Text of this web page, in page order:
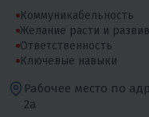
Коммуникабельность
Желание расти и
Ответственность
Ключевые навыки
Рабочее место по
2а